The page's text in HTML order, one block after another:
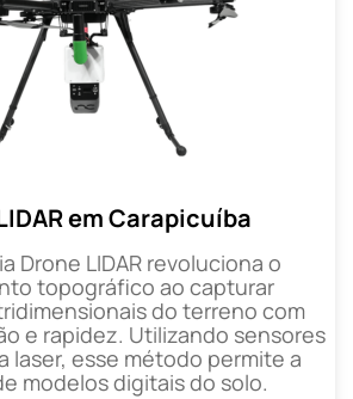
em Carapicuíba
Drone LIDAR revoluciona o
topográfico ao capturar
do terreno com
e rapidez. Utilizando sensores
laser, esse método permite a
modelos digitais do solo.